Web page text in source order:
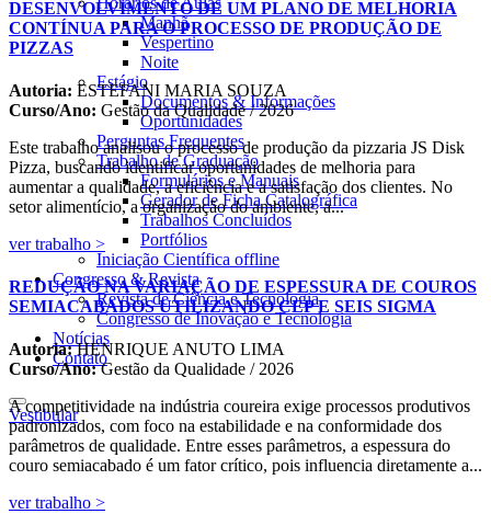
Manhã
Vespertino
Noite
Estágio
Documentos & Informações
Oportunidades
Perguntas Frequentes
Trabalho de Graduação
Formulários e Manuais
Gerador de Ficha Catalográfica
Trabalhos Concluídos
Portfólios
Iniciação Científica offline
Congresso & Revista
Revista de Ciência e Tecnologia
Congresso de Inovação e Tecnologia
Notícias
Contato
Vestibular
DESENVOLVIMENTO DE UM PLANO DE MELHORIA
CONTÍNUA PARA O PROCESSO DE PRODUÇÃO DE
PIZZAS
Autoria: ESTEFANI MARIA SOUZA
Curso/Ano: Gestão da Qualidade / 2026
Este trabalho analisou o processo de produção da pizzaria JS Disk
Pizza, buscando identificar oportunidades de melhoria para
aumentar a qualidade, a eficiência e a satisfação dos clientes. No
setor alimentício, a organização do ambiente, a...
ver trabalho >
REDUÇÃO NA VARIAÇÃO DE ESPESSURA DE COUROS
SEMIACABADOS UTILIZANDO CEP E SEIS SIGMA
Autoria:HENRIQUE ANUTO LIMA
Curso/Ano:Gestão da Qualidade / 2026
A competitividade na indústria coureira exige processos produtivos
padronizados, com foco na estabilidade e na conformidade dos
parâmetros de qualidade. Entre esses parâmetros, a espessura do
couro semiacabado é um fator crítico, pois influencia diretamente a...
ver trabalho >